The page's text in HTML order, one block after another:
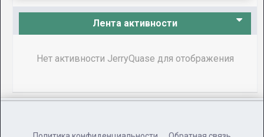
Лента активности
Нет активности JerryQuase для отображения